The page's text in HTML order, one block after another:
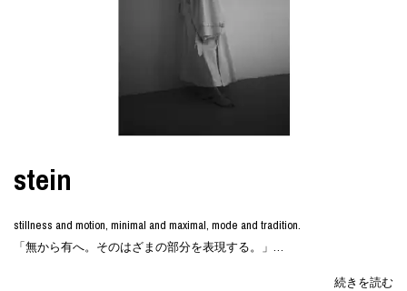
stein
stillness and motion, minimal and maximal, mode and tradition.
「無から有へ。そのはざまの部分を表現する。」
続きを読む